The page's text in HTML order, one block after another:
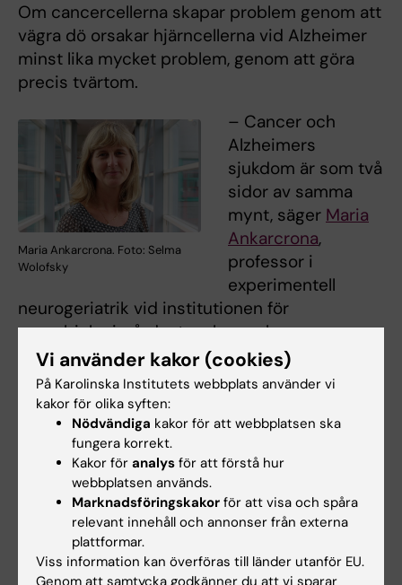
Om cancercellerna skapar problem genom att
vägra dö orsakar hjärncellerna vid Alzheimer
minst lika mycket problem, genom att göra
precis tvärtom.
Maria Ankarcrona. Foto: Selma
Wolofsky
– Cancer och
Alzheimers
sjukdom är som två
sidor av samma
mynt, säger Maria
Ankarcrona,
professor i
experimentell
neurogeriatrik vid institutionen för
neurobiologi, vårdvetenskap och
samhälle, Karolinska Institutet.
Cancercellerna stänger av
apoptosprogrammet för att överleva medan
samma program istället felaktigt är aktiverat i
Alzheimer-drabbade nervceller i hjärnan.
– Mekanismerna är väldigt lika, men tvärtom.
Vid cancer dör det för få celler och i hjärnan
dör celler som egentligen inte skulle ha dött,
säger Maria Ankarcrona.
Vi använder kakor (cookies)
På Karolinska Institutets webbplats använder vi
kakor för olika syften:
Nödvändiga kakor för att webbplatsen ska
fungera korrekt.
Kakor för analys för att förstå hur
webbplatsen används.
Marknadsföringskakor för att visa och spåra
relevant innehåll och annonser från externa
plattformar.
Viss information kan överföras till länder utanför EU.
Genom att samtycka godkänner du att vi sparar